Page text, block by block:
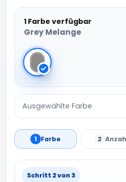
1 Farbe verfügbar
Grey Melange
Grey Melange
Ausgewählte Farbe
1 Farbe 2
Schritt 2 von 3